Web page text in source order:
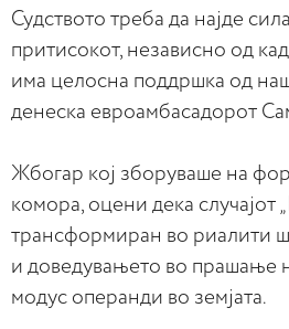
Судството треба да најде
притисокот, независно од
има целосна поддршка од
денеска евроамбасадорот
Жбогар кој зборуваше на
комора, оцени дека случајот
трансформиран во риалити
и доведувањето во прашање
модус операнди во земјата.